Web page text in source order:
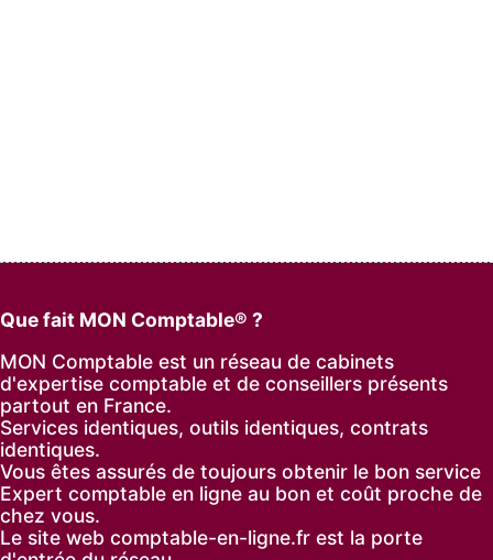
Que fait MON Comptable® ?
MON Comptable est un réseau de cabinets
d'expertise comptable et de conseillers présents
partout en France.
Services identiques, outils identiques, contrats
identiques.
Vous êtes assurés de toujours obtenir le bon service
Expert comptable en ligne au bon et coût proche de
chez vous.
Le site web comptable-en-ligne.fr est la porte